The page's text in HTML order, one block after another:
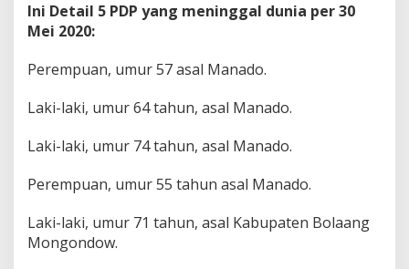
Ini Detail 5 PDP yang meninggal dunia per 30
Mei 2020:
Perempuan, umur 57 asal Manado.
Laki-laki, umur 64 tahun, asal Manado.
Laki-laki, umur 74 tahun, asal Manado.
Perempuan, umur 55 tahun asal Manado.
Laki-laki, umur 71 tahun, asal Kabupaten Bolaang
Mongondow.